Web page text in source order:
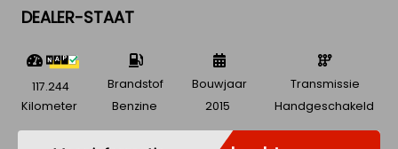
DEALER-STAAT
117.244
Kilometer
Brandstof
Benzine
Bouwjaar
2015
Transmissie
Handgeschakeld